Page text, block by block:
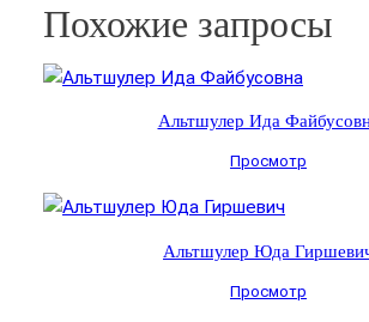
Похожие запросы
Альтшулер Ида
Просмотр
Альтшулер Юда
Просмотр